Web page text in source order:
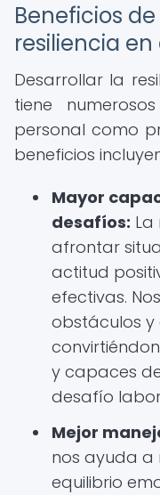
Beneficios
resiliencia
Desarrollar la
tiene
personal como
beneficios
Mayor
desafíos: La
afrontar
actitud
efectivas.
obstáculos
y capaces
desafío
Mejor
nos ayuda a
equilibrio